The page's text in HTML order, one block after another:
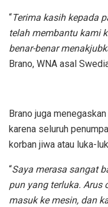
“Terima kasih kepada
telah membantu kami
benar-benar
Brano, WNA asal
Brano juga
karena seluruh
korban jiwa atau luka-
“Saya merasa sangat
pun yang terluka. Arus
masuk ke mesin, dan